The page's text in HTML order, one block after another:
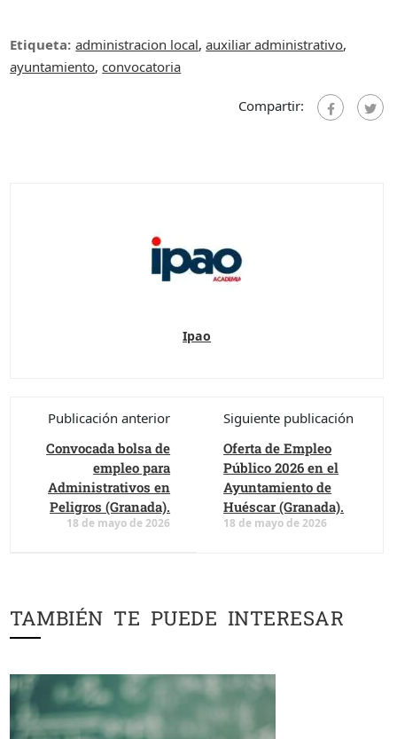
Etiqueta: administracion local,auxiliar administrativo,
ayuntamiento,convocatoria
Compartir:
Ipao
Publicación anterior
Convocada bolsa de
empleo para
Administrativos en
Peligros (Granada).
18 de mayo de 2026
Siguiente publicación
Oferta de Empleo
Público 2026 en el
Ayuntamiento de
Huéscar (Granada).
18 de mayo de 2026
TAMBIÉN TE PUEDE INTERESAR